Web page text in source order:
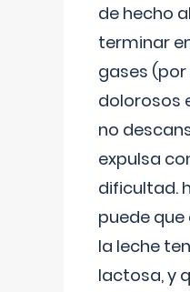
de hecho
terminar
gases
dolorosos
no
expulsa
dificultad.
puede que
la leche
lactosa, y